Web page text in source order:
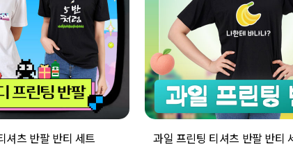
셔츠 반팔 반티 세트 과일 프린팅 티셔츠 반팔 반티